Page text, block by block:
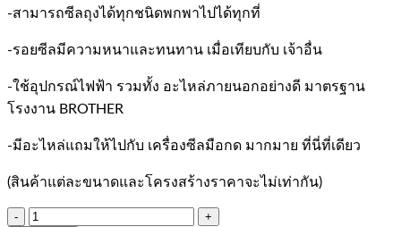
-สามารถซีลถุงได้ทุกชนิดพกพาไปได้ทุกที่
-รอยซีลมีความหนาและทนทาน เมื่อเทียบกับ เจ้าอื่น
-ใช้อุปกรณ์ไฟฟ้า รวมทั้ง อะไหล่ภายนอกอย่างดี มาตรฐาน
โรงงาน BROTHER
-มีอะไหล่แถมให้ไปกับ เครื่องซีลมือกด มากมาย ที่นี่ที่เดียว
(สินค้าแต่ละขนาดและโครงสร้างราคาจะไม่เท่ากัน)
เครื่อง